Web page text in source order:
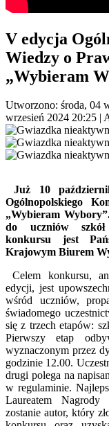
V edycja
Wiedzy o
„Wybieram
Utworzono: środa, 04
wrzesień 2024 20:25 |
Już 10
Ogólnopolskiego
„Wybieram
do uczniów szkół
konkursu jest
Krajowym Biurem
Celem konkursu,
edycji, jest
wśród uczniów,
świadomego
się z trzech etapów:
Pierwszy etap
wyznaczonym przez
godzinie 12.00.
drugi polega na
w regulaminie.
Laureatem
zostanie autor, który